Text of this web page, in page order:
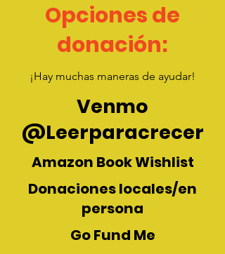
Opciones de
donación:
¡Hay muchas maneras de ayudar!
Venmo
@Leerparacrecer
Amazon Book Wishlist
Donaciones locales/en
persona
Go Fund Me